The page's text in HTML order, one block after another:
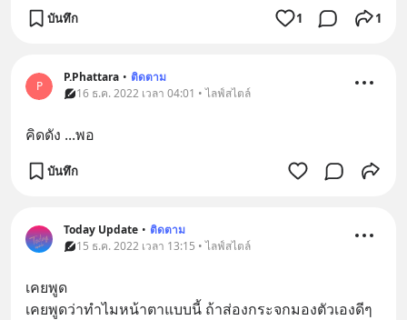
บันทึก 1 1
P
P.Phattara • ติดตาม
16 ธ.ค. 2022 เวลา 04:01 • ไลฟ์สไตล์
คิดดัง ...พอ
บันทึก
Today Update • ติดตาม
15 ธ.ค. 2022 เวลา 13:15 • ไลฟ์สไตล์
เคยพูด
เคยพูดว่าทำไมหน้าตาแบบนี้ ถ้าส่องกระจกมองตัวเองดีๆ